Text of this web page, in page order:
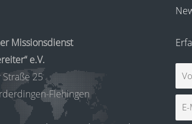
Missionsdienst
e.V.
25
Flehingen
E-
Mail